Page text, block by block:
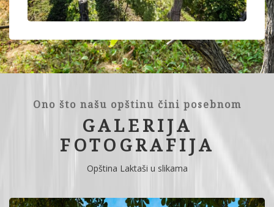
Ono što našu opštinu čini posebnom
GALERIJA
FOTOGRAFIJA
Opština Laktaši u slikama